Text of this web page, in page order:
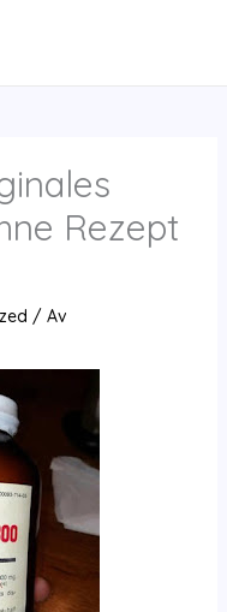
Rezept
/ Av